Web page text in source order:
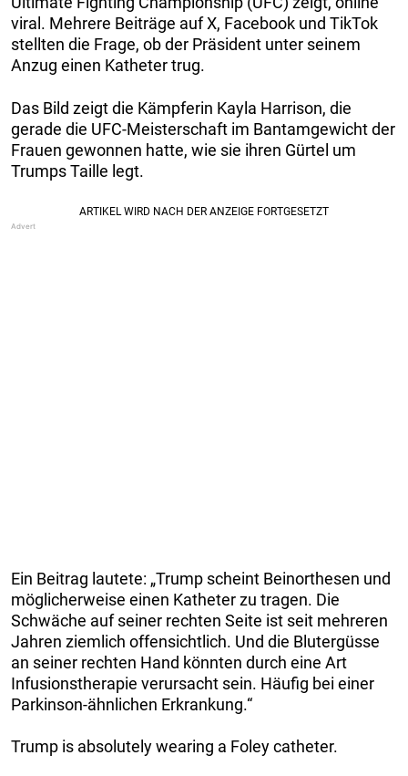
viral. Mehrere Beiträge auf X, Facebook und TikTok
stellten die Frage, ob der Präsident unter seinem
Anzug einen Katheter trug.
Das Bild zeigt die Kämpferin Kayla Harrison, die
gerade die UFC-Meisterschaft im Bantamgewicht der
Frauen gewonnen hatte, wie sie ihren Gürtel um
Trumps Taille legt.
Ein Beitrag lautete: „Trump scheint Beinorthesen und
möglicherweise einen Katheter zu tragen. Die
Schwäche auf seiner rechten Seite ist seit mehreren
Jahren ziemlich offensichtlich. Und die Blutergüsse
an seiner rechten Hand könnten durch eine Art
Infusionstherapie verursacht sein. Häufig bei einer
Parkinson-ähnlichen Erkrankung.“
Trump is absolutely wearing a Foley catheter.